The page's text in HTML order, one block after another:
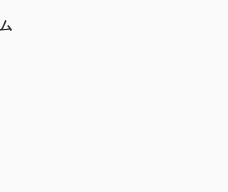
日々の環境管理活動や審査・内部監査において、自社
す。
に新任の事務局の方々を対象に、環境法令の体系や基
性の高い環境法令について審査や内部監査で確認され
で可能となります